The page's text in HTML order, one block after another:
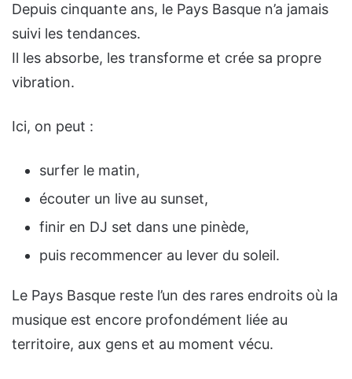
Depuis cinquante ans, le Pays Basque n’a jamais
suivi les tendances.
Il les absorbe, les transforme et crée sa propre
vibration.
Ici, on peut :
surfer le matin,
écouter un live au sunset,
finir en DJ set dans une pinède,
puis recommencer au lever du soleil.
Le Pays Basque reste l’un des rares endroits où la
musique est encore profondément liée au
territoire, aux gens et au moment vécu.